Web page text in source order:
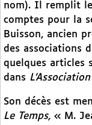
nom). Il remplit
comptes pour la
Buisson, ancien
des associations
quelques articles
dans
Son décès est
Le Temps, « M.